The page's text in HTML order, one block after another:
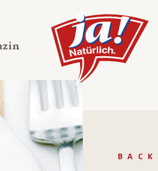
— Untermenü ausklappen